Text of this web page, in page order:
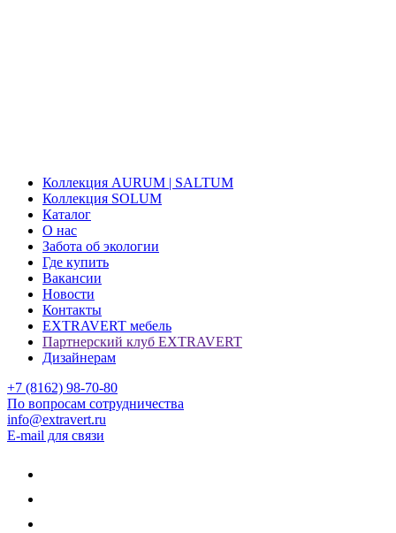
Коллекция AURUM | SALTUM
Коллекция SOLUM
Каталог
О нас
Забота об экологии
Где купить
Вакансии
Новости
Контакты
EXTRAVERT мебель
Партнерский клуб EXTRAVERT
Дизайнерам
+7 (8162) 98-70-80
По вопросам сотрудничества
info@extravert.ru
E-mail для связи